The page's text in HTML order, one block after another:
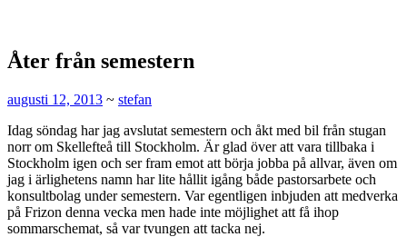
Åter från semestern
augusti 12, 2013 ~ stefan
Idag söndag har jag avslutat semestern och åkt med bil från stugan
norr om Skellefteå till Stockholm. Är glad över att vara tillbaka i
Stockholm igen och ser fram emot att börja jobba på allvar, även om
jag i ärlighetens namn har lite hållit igång både pastorsarbete och
konsultbolag under semestern. Var egentligen inbjuden att medverka
på Frizon denna vecka men hade inte möjlighet att få ihop
sommarschemat, så var tvungen att tacka nej.